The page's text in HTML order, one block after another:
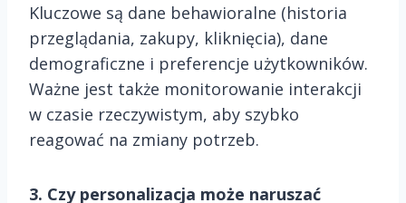
Kluczowe są dane behawioralne (historia
przeglądania, zakupy, kliknięcia), dane
demograficzne i preferencje użytkowników.
Ważne jest także monitorowanie interakcji
w czasie rzeczywistym, aby szybko
reagować na zmiany potrzeb.
3. Czy personalizacja może naruszać